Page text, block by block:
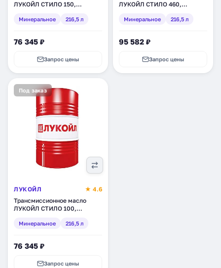
ЛУКОЙЛ СТИЛО 150,
(132610)
Минеральное 216,5 л
76 345 ₽
Запрос цены
ЛУКОЙЛ СТИЛО 460,
Минеральное 216,5 л
95 582 ₽
Запрос цены
Под заказ
ЛУКОЙЛ
★ 4.6
Трансмиссионное масло
ЛУКОЙЛ СТИЛО 100,
Минеральное 216,5 л
76 345 ₽
Запрос цены